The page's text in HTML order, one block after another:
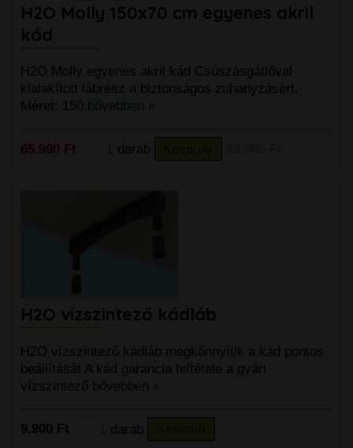
H2O Molly 150x70 cm egyenes akril
kád
H2O Molly egyenes akril kád Csúszásgátlóval
kialakított lábrész a biztonságos zuhanyzásért.
Méret: 150 bővebben »
65.990 Ft darab
H2O vízszintező kádláb
H2O vízszintező kádláb megkönnyítik a kád pontos
beállítását A kád garancia feltétele a gyári
vízszintező bővebben »
9.900 Ft darab